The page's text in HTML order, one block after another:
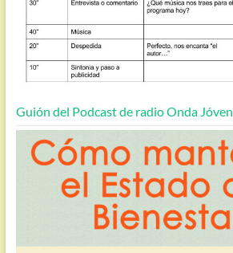
Guión del Podcast de radio Onda Jóven